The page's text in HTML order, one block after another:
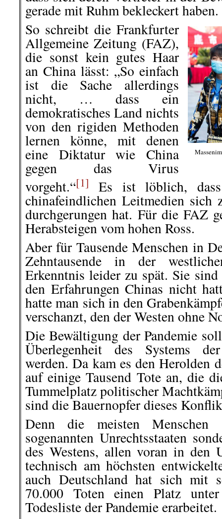
gerade mit Ruhm bekleckert haben.
So schreibt die Frankfurter
Allgemeine Zeitung (FAZ),
die sonst kein gutes Haar
an China lässt: „So einfach
ist die Sache allerdings
nicht, … dass ein
demokratisches Land nichts
von den rigiden Methoden
lernen könne, mit denen
eine Diktatur wie China
gegen das Virus
vorgeht.“[1] Es ist löblich,
chinafeindlichen Leitmedien sich
durchgerungen hat. Für die FAZ
Herabsteigen vom hohen Ross.
Aber für Tausende Menschen in
Zehntausende in der
Erkenntnis leider zu spät. Sie
den Erfahrungen Chinas nicht
hatte man sich in den
verschanzt, den der Westen ohne
Die Bewältigung der Pandemie
Überlegenheit des Systems
werden. Da kam es den Herolden
auf einige Tausend Tote an, die
Tummelplatz politischer
sind die Bauernopfer dieses
Denn die meisten
sogenannten Unrechtsstaaten
des Westens, allen voran in den
technisch am höchsten
auch Deutschland hat sich mit
70.000 Toten einen Platz
Todesliste der Pandemie erarbeitet.